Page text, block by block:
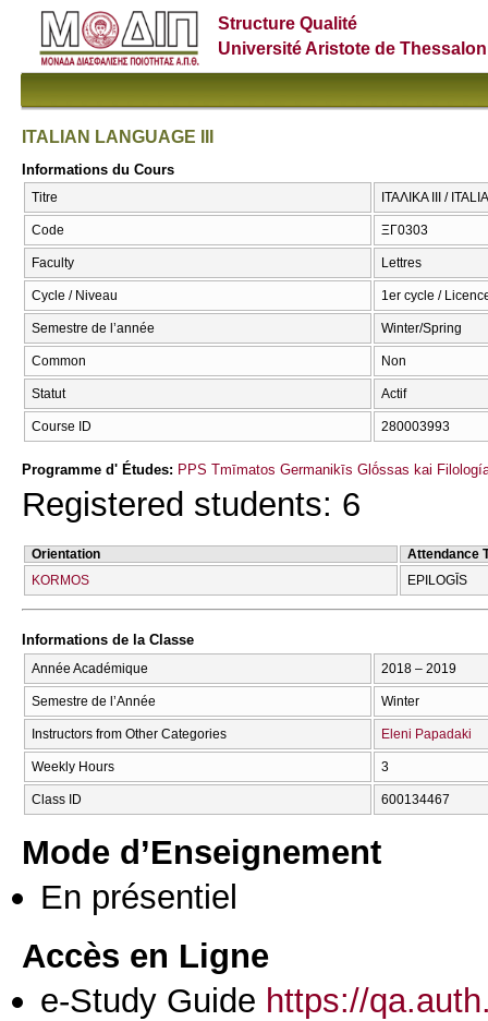
Structure Qualité
Université Aristote de
ITALIAN LANGUAGE III
Informations du Cours
Titre ΙΤΑΛΙΚΑ ΙΙΙ /
Code ΞΓ0303
Faculty Lettres
Cycle / Niveau 1er cycle /
Semestre de l’année Winter/Spring
Common Non
Statut Actif
Course ID 280003993
Programme d' Études: PPS Tmīmatos Germanikīs Glṓssas kai
Registered students: 6
Orientation
Attendance
KORMOS
EPILOGĪS
Informations de la Classe
Année Académique 2018 – 2019
Semestre de l’Année Winter
Instructors from Other Categories Eleni Papadaki
Weekly Hours 3
Class ID 600134467
Mode d’Enseignement
En présentiel
Accès en Ligne
e-Study Guide https://